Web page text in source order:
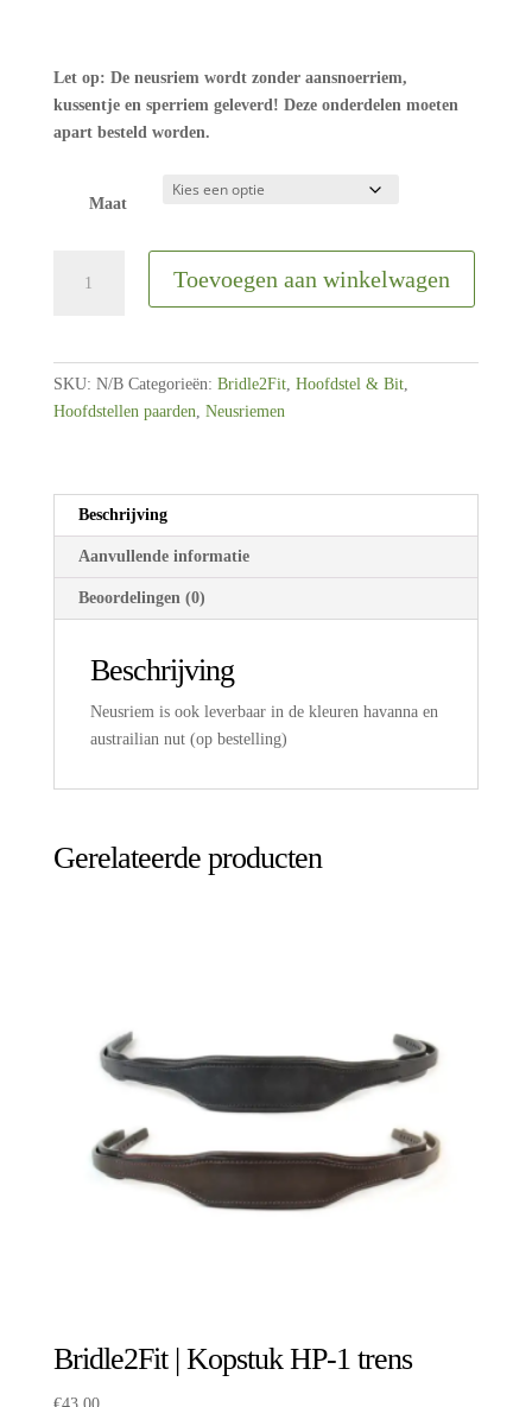
Let op: De neusriem wordt zonder aansnoerriem,
kussentje en sperriem geleverd! Deze onderdelen moeten
apart besteld worden.
Maat
Toevoegen aan winkelwagen
SKU: N/B Categorieën: Bridle2Fit, Hoofdstel & Bit,
Hoofdstellen paarden Neusriemen
Beschrijving
Aanvullende informatie
Beoordelingen (0)
Beschrijving
Neusriem is ook leverbaar in de kleuren havanna en
austrailian nut (op bestelling)
Gerelateerde producten
Bridle2Fit | Kopstuk HP-1 trens